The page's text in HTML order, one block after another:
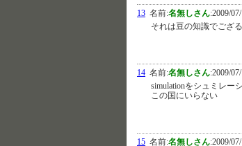
13 名前:名無しさん:2009/
それは豆の知識でござる
14 名前:名無しさん:2009/
simulationをシュミレー
この国にいらない
15 名前:名無しさん:2009/